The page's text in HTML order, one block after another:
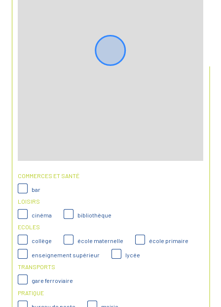
COMMERCES ET SANTÉ
bar
LOISIRS
cinéma
bibliothèque
ECOLES
collège
école maternelle école primaire
enseignement supérieur
lycée
TRANSPORTS
gare ferroviaire
PRATIQUE